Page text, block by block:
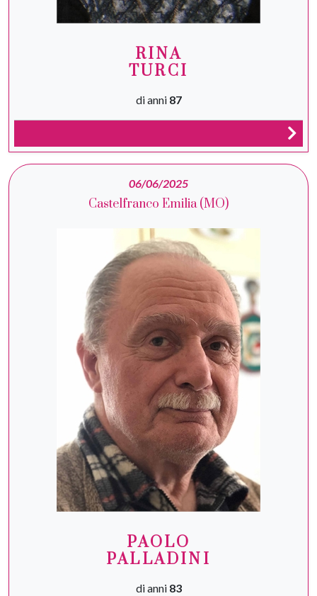
RINA
TURCI
di anni 87
06/06/2025
Castelfranco Emilia (MO)
PAOLO
PALLADINI
di anni 83